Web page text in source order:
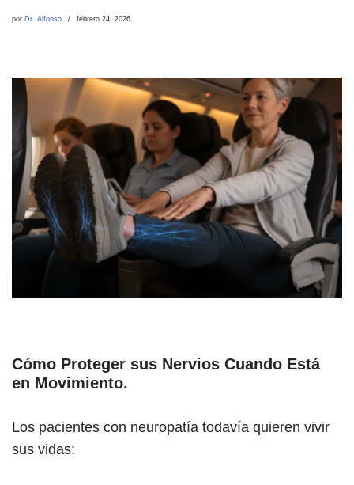
por Dr. Alfonso febrero 24, 2026
Cómo Proteger sus Nervios Cuando Está
en Movimiento.
Los pacientes con neuropatía todavía quieren vivir
sus vidas: